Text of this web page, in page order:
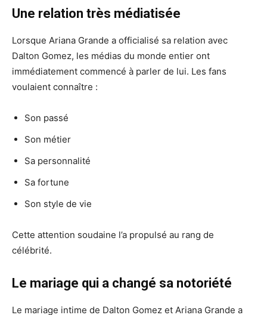
Une relation très médiatisée
Lorsque Ariana Grande a officialisé sa relation avec
Dalton Gomez, les médias du monde entier ont
immédiatement commencé à parler de lui. Les fans
voulaient connaître :
Son passé
Son métier
Sa personnalité
Sa fortune
Son style de vie
Cette attention soudaine l’a propulsé au rang de
célébrité.
Le mariage qui a changé sa notoriété
Le mariage intime de Dalton Gomez et Ariana Grande a